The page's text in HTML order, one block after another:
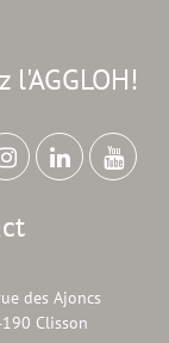
l'AGGLOH!
des Ajoncs
Clisson